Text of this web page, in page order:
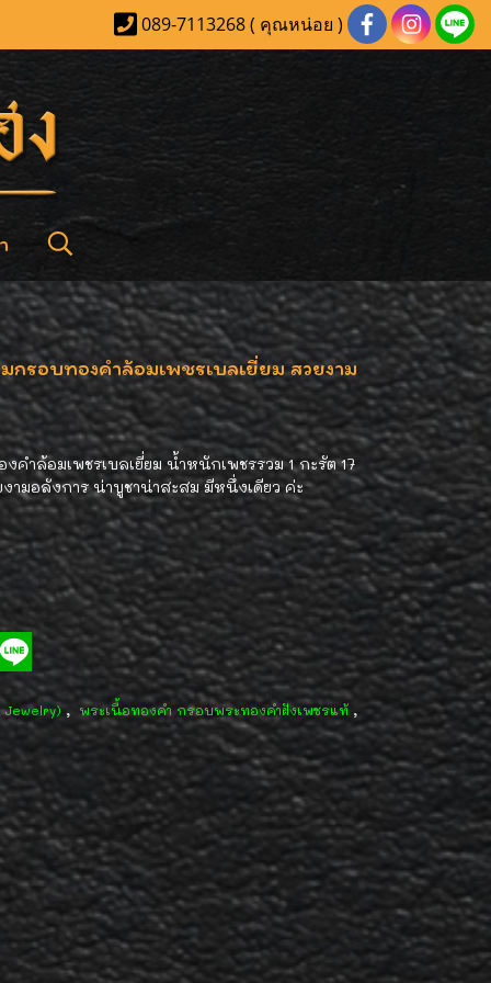
089-7113268 ( คุณหน่อย )
รอบทองคำล้อมเพชรเบลเยี่ยม สวยงาม
ำล้อมเพชรเบลเยี่ยม น้ำหนักเพชรรวม 1 กะรัต 17
ามอลังการ น่าบูชาน่าสะสม มีหนึ่งเดียว ค่ะ
Jewelry), พระเนื้อทองคำ กรอบพระทองคำฝังเพชรแท้ ,